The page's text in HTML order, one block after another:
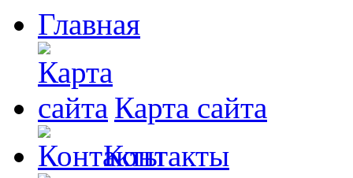
Главная
Карта сайта
Контакты